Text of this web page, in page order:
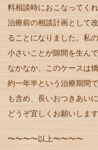
料相談時におこなってく
治療前の相談計画として
ることになりました。私
小さいことが隙間を生ん
なかなか、このケースは
約一年半という治療期間
も含め、長いおつきあい
どうぞ宜しくお願いします
〜〜〜〜以上〜〜〜〜